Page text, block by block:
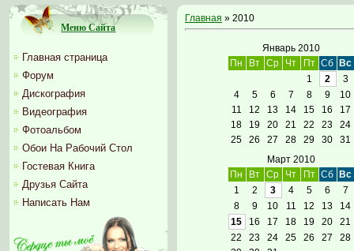
Меню Сайта
Главная страница
Форум
Дискография
Видеография
Фотоальбом
Обои На Рабочий Стол
Гостевая Книга
Друзья Сайта
Написать Нам
Главная » 2010
Январь 2010
Пн
Вт Ср Чт Пт Сб
Вс
1
2
3
4
5 6 7 8 9
10
11
12 13 14 15 16
17
18
19 20 21 22 23
24
25
26 27 28 29 30
31
Март 2010
Пн
Вт Ср Чт Пт Сб
Вс
1
2 3 4 5 6
7
8
9 10 11 12 13
14
15
16 17 18 19 20
21
22
23 24 25 26 27
28